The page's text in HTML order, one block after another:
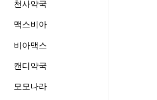
천사약국
맥스비아
비아맥스
캔디약국
모모나라